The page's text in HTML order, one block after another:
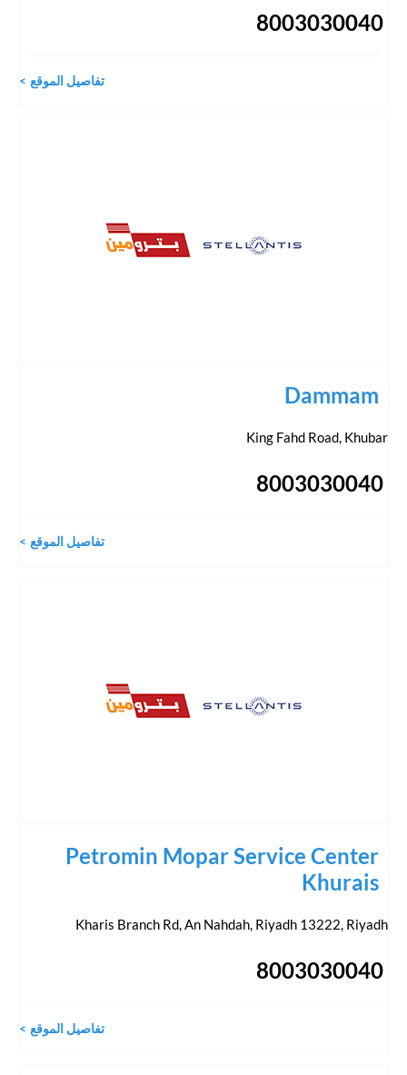
8003030040
تفاصيل الموقع
Dammam
King Fahd Road, Khubar
8003030040
تفاصيل الموقع
Petromin Mopar Service Center
Khurais
Kharis Branch Rd, An Nahdah, Riyadh 13222, Riyadh
8003030040
تفاصيل الموقع